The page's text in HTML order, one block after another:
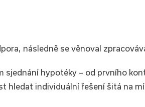
následně se věnoval
hypotéky – od prvního
individuální řešení šitá na